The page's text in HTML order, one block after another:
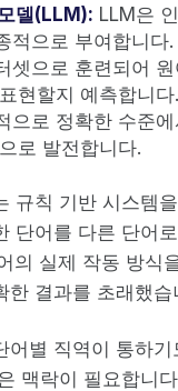
델(LLM): LLM은
적으로 부여합니다
셋으로 훈련되어
현할지 예측합니
으로 정확한 수준
로 발전합니다.
규칙 기반 시스템
단어를 다른 단어
의 실제 작동 방식
한 결과를 초래했습
어별 직역이 통하
맥락이 필요합니